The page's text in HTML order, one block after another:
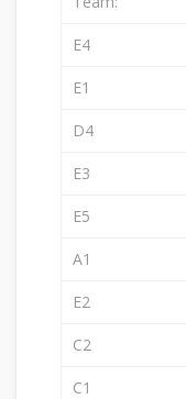
E4
E1
D4
E3
E5
A1
E2
C2
C1